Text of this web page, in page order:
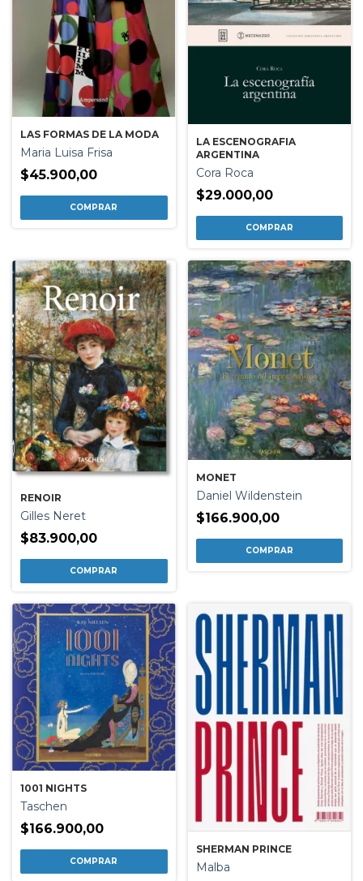
LAS FORMAS DE LA MODA
Maria Luisa Frisa
$45.900,00
LA ESCENOGRAFIA
ARGENTINA
Cora Roca
$29.000,00
RENOIR
Gilles Neret
$83.900,00
MONET
Daniel Wildenstein
$166.900,00
1001 NIGHTS
Taschen
$166.900,00
SHERMAN PRINCE
Malba